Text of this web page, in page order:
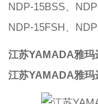
NDP-15BSS、
NDP-15FSH、
江苏YAMADA雅玛
江苏YAMADA雅玛